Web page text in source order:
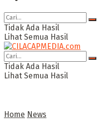
Tidak Ada Hasil
Lihat Semua Hasil
Tidak Ada Hasil
Lihat Semua Hasil
Home News